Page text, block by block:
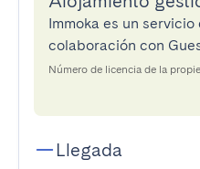
Immoka es un
colaboración con
Número de licencia de la
Llegada